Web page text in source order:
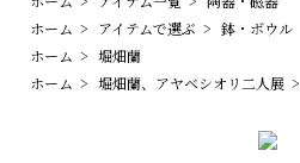
ホーム > アイテムで選ぶ > 鉢・ボウル
ホーム > 堀畑蘭
ホーム > 堀畑蘭、アヤベシオリ二人展 >